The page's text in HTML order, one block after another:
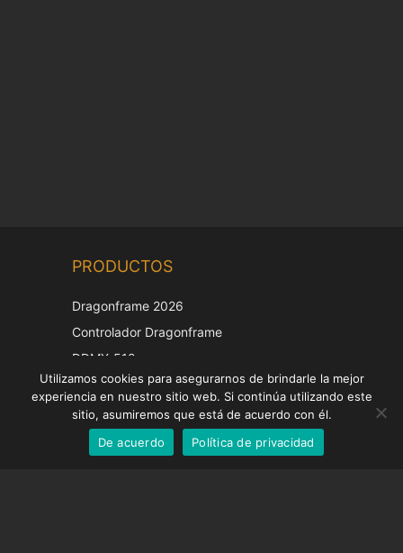
PRODUCTOS
Dragonframe 2026
Controlador Dragonframe
DDMX-512
DMC-32
Tapa de corrección EOS LV
Utilizamos cookies para asegurarnos de brindarle la mejor
experiencia en nuestro sitio web. Si continúa utilizando este
sitio, asumiremos que está de acuerdo con él.
De acuerdo
Política de privacidad
Spanish
English
German